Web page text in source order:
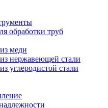
обработки труб
меди
нержавеющей стали
углеродистой стали